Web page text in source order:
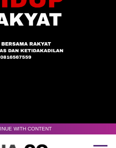
WITH CONTENT